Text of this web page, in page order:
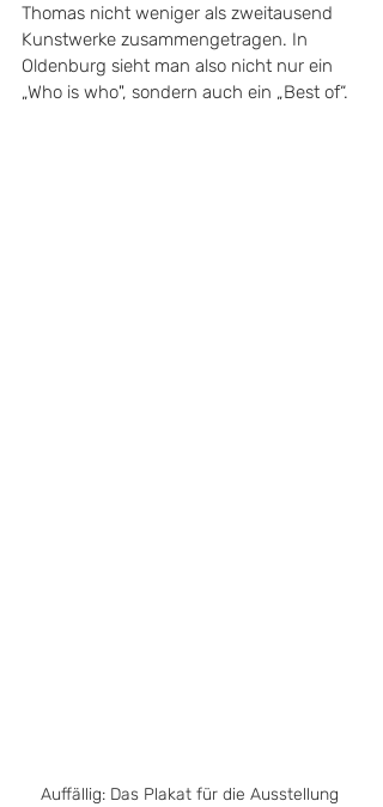
Thomas nicht weniger als zweitausend
Kunstwerke zusammengetragen. In
Oldenburg sieht man also nicht nur ein
„Who is who", sondern auch ein „Best of“.
Auffällig: Das Plakat für die Ausstellung